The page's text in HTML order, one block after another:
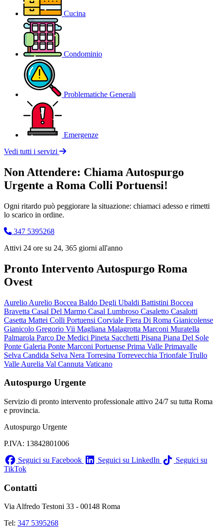
Cucina
Condominio
Problematiche Generali
Emergenze
Vedi tutti i servizi
Non Attendere: Chiama Autospurgo
Urgente a Roma Colli Portuensi!
Ogni ritardo può peggiorare la situazione: chiamaci adesso e rimetti
lo scarico in ordine.
347 5395268
Attivi 24 ore su 24, 365 giorni all'anno
Pronto Intervento Autospurgo Roma
Ovest
Aurelio Aurelio Boccea Baldo Degli Ubaldi Battistini Boccea
Bravetta Casal Del Marmo Casal Lumbroso Casaletto Casalotti
Casetta Mattei Colli Portuensi Corviale Fiera Di Roma Gianicolense
Gianicolo Gregorio Vii Magliana Malagrotta Marconi Muratella
Palmarola Parco De Medici Pineta Sacchetti Pisana Piana Del Sole
Ponte Galeria Ponte Marconi Portuense Prima Valle Primavalle
Selva Candida Selva Nera Torresina Torrevecchia Trionfale Trullo
Valle Aurelia Val Cannuta Vaticano
Autospurgo Urgente
Servizio di pronto intervento professionale attivo 24/7 su tutta Roma
e provincia.
Autospurgo Urgente
P.IVA: 13842801006
Seguici su Facebook
Seguici su LinkedIn
Seguici su
TikTok
Contatti
Via Alfredo Testoni 33 - 00148 Roma
Tel: 347 5395268